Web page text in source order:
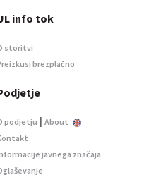
info tok
storitvi
brezplačno
podjetju | About
javnega značaja